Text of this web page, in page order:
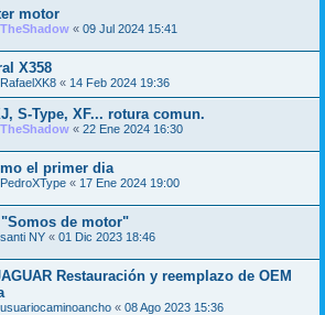
motor
TheShadow « 09 Jul 2024 15:41
X358
RafaelXK8 « 14 Feb 2024 19:36
S-Type, XF... rotura comun.
TheShadow « 22 Ene 2024 16:30
el primer dia
PedroXType « 17 Ene 2024 19:00
"Somos de motor"
santi NY « 01 Dic 2023 18:46
Restauración y reemplazo de OEM
usuariocaminoancho « 08 Ago 2023 15:36